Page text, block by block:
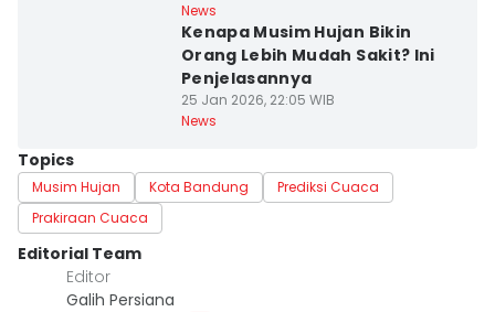
News
Kenapa Musim Hujan Bikin
Orang Lebih Mudah Sakit? Ini
Penjelasannya
25 Jan 2026, 22:05 WIB
News
Topics
Musim Hujan Kota Bandung
Prediksi Cuaca
Prakiraan Cuaca
Editorial Team
Editor
Galih Persiana